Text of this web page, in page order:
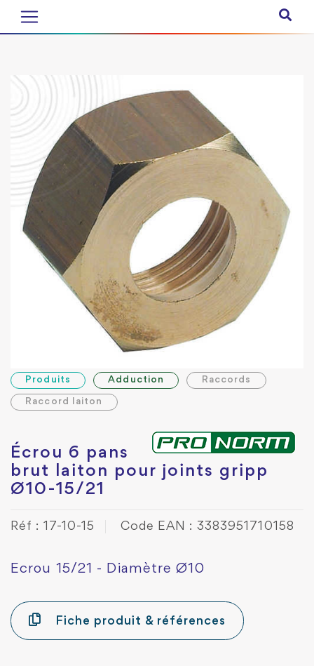
Produits Adduction Raccords
Raccord laiton
Écrou 6 pans
brut laiton pour joints gripp
Ø10-15/21
Réf : 17-10-15 Code EAN : 3383951710158
Ecrou 15/21 - Diamètre Ø10
Fiche produit & références